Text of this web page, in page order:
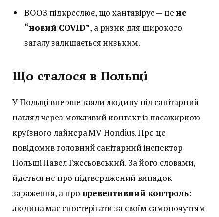
ВООЗ підкреслює, що хантавірус — це не
“новий COVID”, а ризик для широкого
загалу залишається низьким.
Що сталося в Польщі
У Польщі вперше взяли людину під санітарний
нагляд через можливий контакт із пасажиркою
круїзного лайнера MV Hondius. Про це
повідомив головний санітарний інспектор
Польщі Павел Гжесьовський. За його словами,
йдеться не про підтверджений випадок
зараження, а про превентивний контроль:
людина має спостерігати за своїм самопочуттям